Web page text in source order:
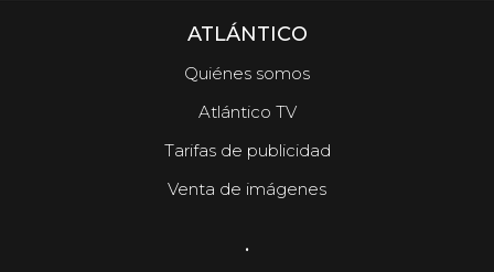
ATLÁNTICO
Quiénes somos
Atlántico TV
Tarifas de publicidad
Venta de imágenes
.